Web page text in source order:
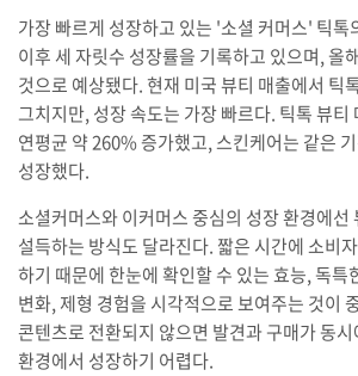
가장 빠르게 성장하고 있는 '소셜 커머스' 틱톡
이후 세 자릿수 성장률을 기록하고 있으며, 올
것으로 예상됐다. 현재 미국 뷰티 매출에서 틱
그치지만, 성장 속도는 가장 빠르다. 틱톡 뷰티
연평균 약 260% 증가했고, 스킨케어는 같은
성장했다.
소셜커머스와 이커머스 중심의 성장 환경에선
설득하는 방식도 달라진다. 짧은 시간에 소비
하기 때문에 한눈에 확인할 수 있는 효능, 독특
변화, 제형 경험을 시각적으로 보여주는 것이
콘텐츠로 전환되지 않으면 발견과 구매가 동
환경에서 성장하기 어렵다.